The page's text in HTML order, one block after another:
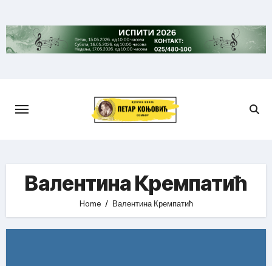
to
content
Валентина Кремпатић
Home Валентина Кремпатић